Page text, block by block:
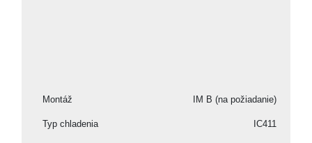
Montáž IM B (na požiadanie)
Typ chladenia IC411